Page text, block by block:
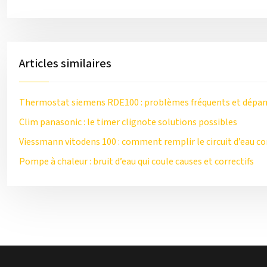
Articles similaires
Thermostat siemens RDE100 : problèmes fréquents et
Clim panasonic : le timer clignote solutions possibles
Viessmann vitodens 100 : comment remplir le circuit d’eau
Pompe à chaleur : bruit d’eau qui coule causes et correctifs